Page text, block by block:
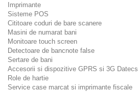
Imprimante
Sisteme POS
Cititoare coduri de bare scanere
Masini de numarat bani
Monitoare touch screen
Detectoare de bancnote false
Sertare de bani
Accesorii si dispozitive GPRS si 3G Datecs
Role de hartie
Service case marcat si imprimante fiscale